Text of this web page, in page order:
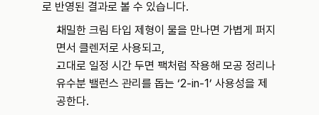
로 반영된 결과로 볼 수 있습니다.
채밀한 크림 타입 제형이 물을 만나면 가볍게 퍼지
면서 클렌저로 사용되고,
그대로 일정 시간 두면 팩처럼 작용해 모공 정리나
유수분 밸런스 관리를 돕는 ‘2‑in‑1’ 사용성을 제
공한다.